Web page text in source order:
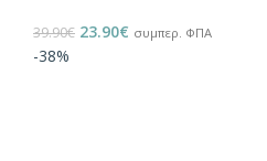
39.90€ 23.90€ συμπερ. ΦΠΑ
-38%